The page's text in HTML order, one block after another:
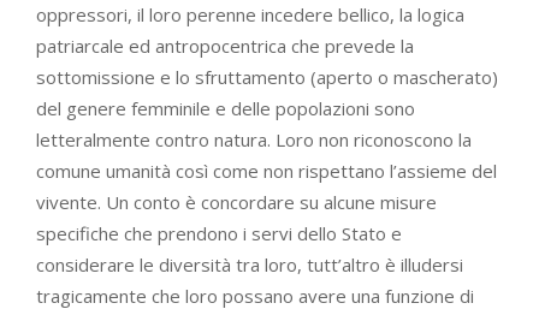
oppressori, il loro perenne incedere bellico, la logica
patriarcale ed antropocentrica che prevede la
sottomissione e lo sfruttamento (aperto o mascherato)
del genere femminile e delle popolazioni sono
letteralmente contro natura. Loro non riconoscono la
comune umanità così come non rispettano l’assieme del
vivente. Un conto è concordare su alcune misure
specifiche che prendono i servi dello Stato e
considerare le diversità tra loro, tutt’altro è illudersi
tragicamente che loro possano avere una funzione di